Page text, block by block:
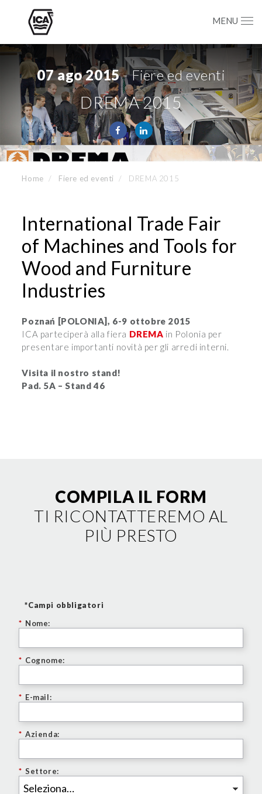
MENU
07 ago 2015- Fiere ed eventi
DREMA 2015
Home Fiere ed eventi DREMA 2015
International Trade Fair
of Machines and Tools for
Wood and Furniture
Industries
Poznań [POLONIA], 6-9 ottobre 2015
ICA parteciperà alla fiera DREMA in Polonia per
presentare importanti novità per gli arredi interni.
Visita il nostro stand!
Pad. 5A – Stand 46
COMPILA IL FORM
TI RICONTATTEREMO AL
PIÙ PRESTO
*Campi obbligatori
* Nome:
* Cognome:
* E-mail:
* Azienda:
* Settore: